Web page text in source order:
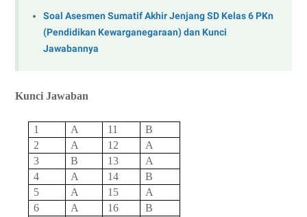
Soal Asesmen Sumatif Akhir Jenjang SD Kelas 6 PKn
(Pendidikan Kewarganegaraan) dan Kunci
Jawabannya
Kunci Jawaban
1 A 11
B
2
A 12
A
3
B 13
A
4
A 14
B
5
A 15
A
6
A 16
B